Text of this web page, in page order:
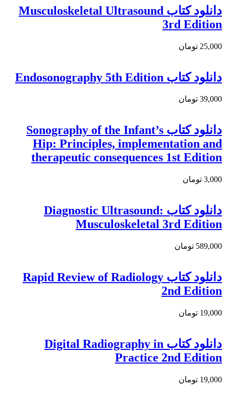
دانلود کتاب Musculoskeletal Ultrasound
3rd Edition
25,000 تومان
دانلود كتاب Endosonography 5th Edition
39,000 تومان
دانلود کتاب Sonography of the Infant’s
Hip: Principles, implementation and
therapeutic consequences 1st Edition
3,000 تومان
دانلود کتاب Diagnostic Ultrasound:
Musculoskeletal 3rd Edition
589,000 تومان
دانلود کتاب Rapid Review of Radiology
2nd Edition
19,000 تومان
دانلود کتاب Digital Radiography in
Practice 2nd Edition
19,000 تومان